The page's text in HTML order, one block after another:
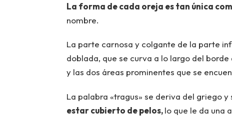
La forma de cada oreja es tan única
nombre.
La parte carnosa y colgante de la parte
doblada, que se curva a lo largo del borde
y las dos áreas prominentes que se
La palabra «tragus» se deriva del griego
estar cubierto de pelos,lo que le da una